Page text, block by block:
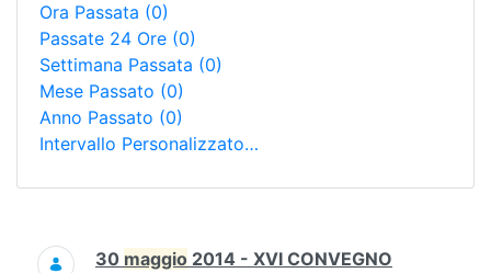
Ora Passata (0)
Passate 24 Ore (0)
Settimana Passata (0)
Mese Passato (0)
Anno Passato (0)
Intervallo Personalizzato…
Ricerca
30 maggio 2014 - XVI CONVEGNO